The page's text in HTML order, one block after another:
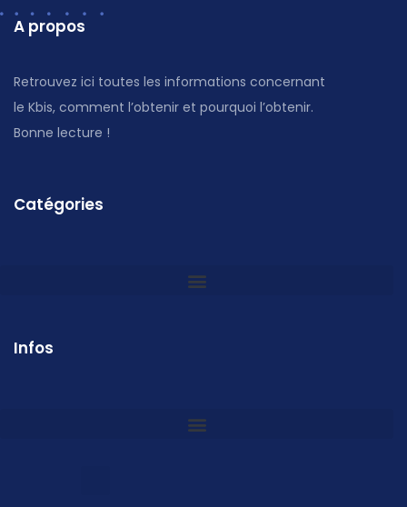
A propos
Retrouvez ici toutes les informations concernant
le Kbis, comment l’obtenir et pourquoi l’obtenir.
Bonne lecture !
Catégories
Infos